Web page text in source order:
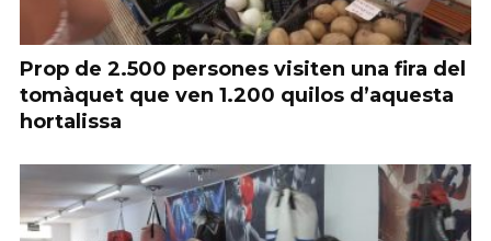
Prop de 2.500 persones visiten una fira del
tomàquet que ven 1.200 quilos d’aquesta
hortalissa